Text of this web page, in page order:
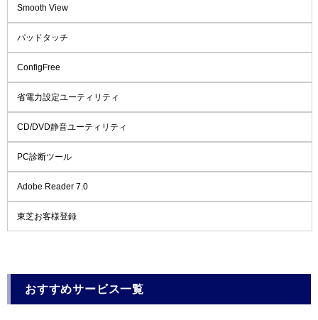
Smooth View
パッドタッチ
ConfigFree
省電力設定ユーティリティ
CD/DVD静音ユーティリティ
PC診断ツール
Adobe Reader 7.0
東芝お客様登録
おすすめサービス一覧